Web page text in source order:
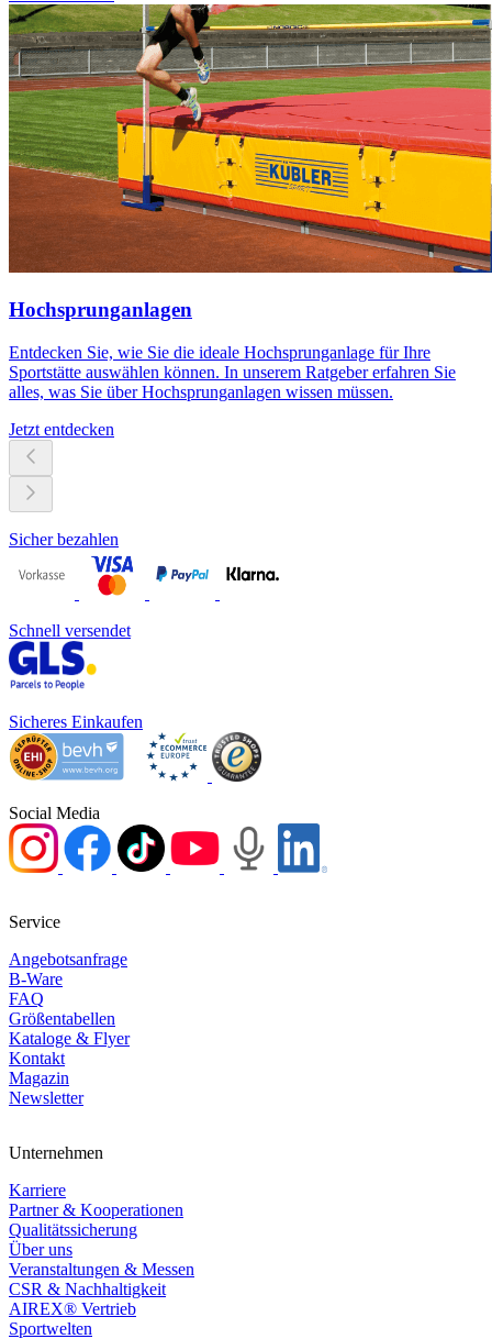
Hochsprunganlagen
Entdecken Sie, wie Sie die ideale Hochsprunganlage für Ihre
Sportstätte auswählen können. In unserem Ratgeber erfahren Sie
alles, was Sie über Hochsprunganlagen wissen müssen.
Jetzt entdecken
Sicher bezahlen
Schnell versendet
Sicheres Einkaufen
Social Media
Service
Angebotsanfrage
B-Ware
FAQ
Größentabellen
Kataloge & Flyer
Kontakt
Magazin
Newsletter
Unternehmen
Karriere
Partner & Kooperationen
Qualitätssicherung
Über uns
Veranstaltungen & Messen
CSR & Nachhaltigkeit
AIREX® Vertrieb
Sportwelten